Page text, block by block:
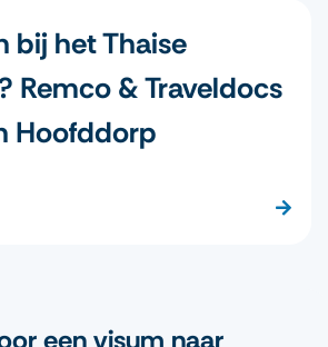
bij het Thaise
Remco & Traveldocs
Hoofddorp
een visum naar